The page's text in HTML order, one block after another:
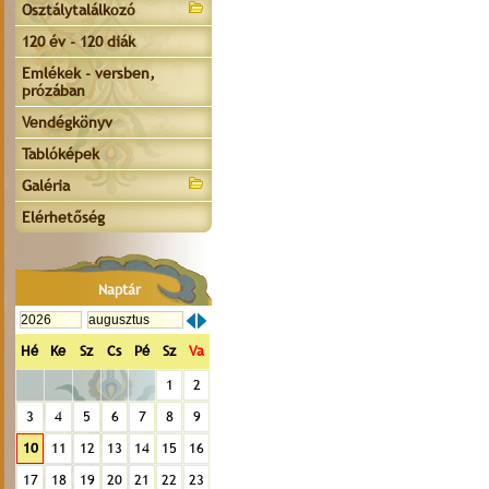
Osztálytalálkozó
120 év - 120 diák
Emlékek - versben,
prózában
Vendégkönyv
Tablóképek
Galéria
Elérhetőség
Naptár
Hé Ke Sz Cs Pé Sz Va
1
2
3
4 5 6 7 8
9
10
11 12 13 14 15
16
17
18 19 20 21 22 23